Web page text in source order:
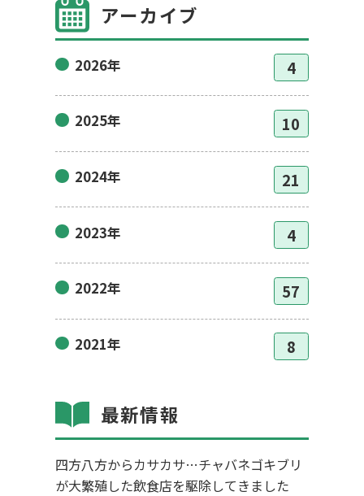
アーカイブ
2026年 4
2025年 10
2024年 21
2023年 4
2022年 57
2021年 8
最新情報
四方八方からカサカサ…チャバネゴキブリ
が大繁殖した飲食店を駆除してきました